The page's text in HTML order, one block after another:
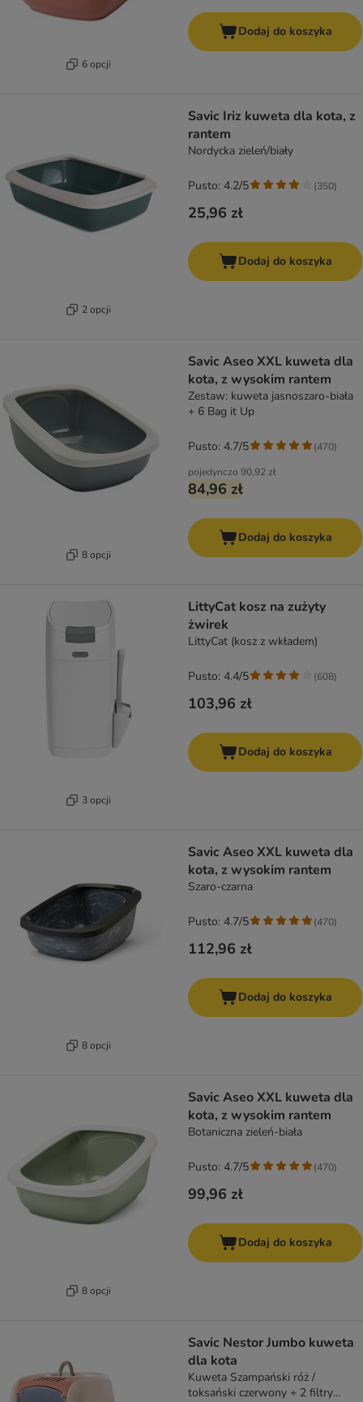
6 opcji
Dodaj do koszyka
2 opcji
Savic Iriz kuweta dla kota, z
rantem
Nordycka zieleń/biały
25,96 zł
Pusto: 4.2/5 (350)
Dodaj do koszyka
8 opcji
Savic Aseo XXL kuweta dla
kota, z wysokim rantem
Zestaw: kuweta jasnoszaro-biała
+ 6 Bag it Up
pojedynczo 90,92 zł
84,96 zł
Pusto: 4.7/5 (470)
Dodaj do koszyka
3 opcji
LittyCat kosz na zużyty
żwirek
LittyCat (kosz z wkładem)
103,96 zł
Pusto: 4.4/5 (608)
Dodaj do koszyka
8 opcji
Savic Aseo XXL kuweta dla
kota, z wysokim rantem
Szaro-czarna
112,96 zł
Pusto: 4.7/5 (470)
Dodaj do koszyka
8 opcji
Savic Aseo XXL kuweta dla
kota, z wysokim rantem
Botaniczna zieleń-biała
99,96 zł
Pusto: 4.7/5 (470)
Dodaj do koszyka
Savic Nestor Jumbo kuweta
dla kota
Kuweta Szampański róż /
toksański czerwony + 2 filtry